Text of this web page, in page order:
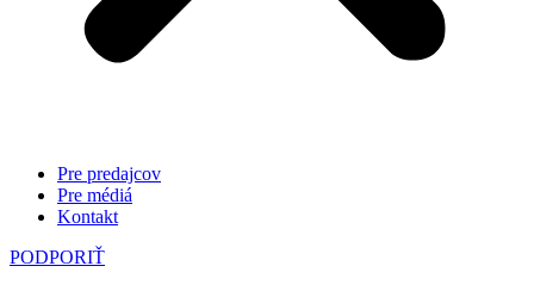
Pre predajcov
Pre médiá
Kontakt
PODPORIŤ